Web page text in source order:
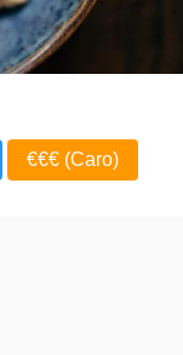
€€€ (Caro)